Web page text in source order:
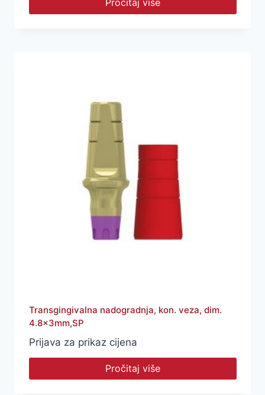
Pročitaj više
Transgingivalna nadogradnja, kon. veza, dim.
4.8x3mm,SP
Prijava za prikaz cijena
Pročitaj više